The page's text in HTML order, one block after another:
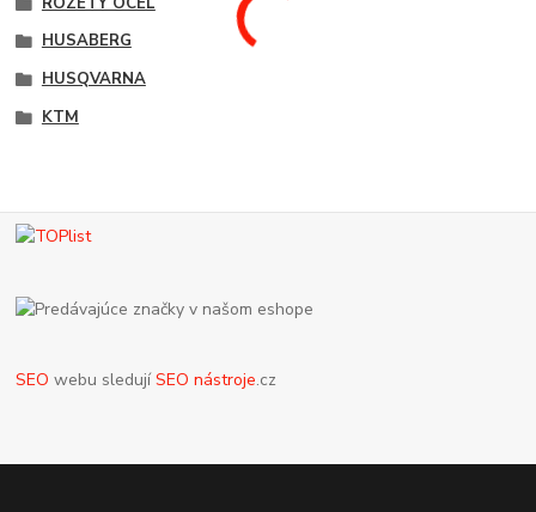
HUSABERG
HUSQVARNA
KTM
SEO webu sledujíSEO nástroje.cz